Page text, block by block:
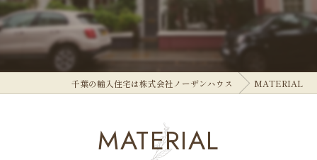
千葉の輸入住宅は株式会社ノーザンハウス MATERIAL
MATERIAL